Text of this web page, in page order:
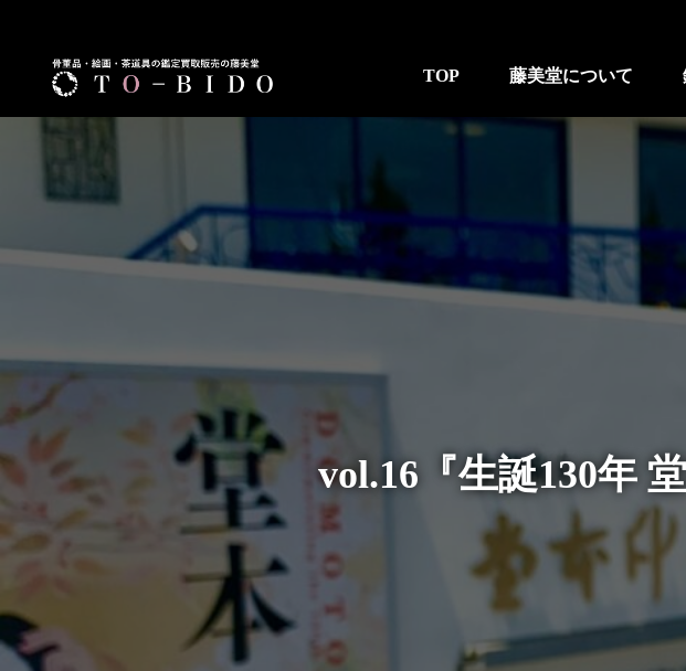
ツ
プ
シ
動
TOP 藤美堂について
vol.16『生誕130年